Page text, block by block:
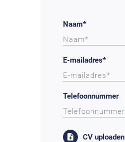
Naam*
E-mailadres*
Telefoonnummer
CV uploaden